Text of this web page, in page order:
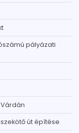
pályázati
út építése